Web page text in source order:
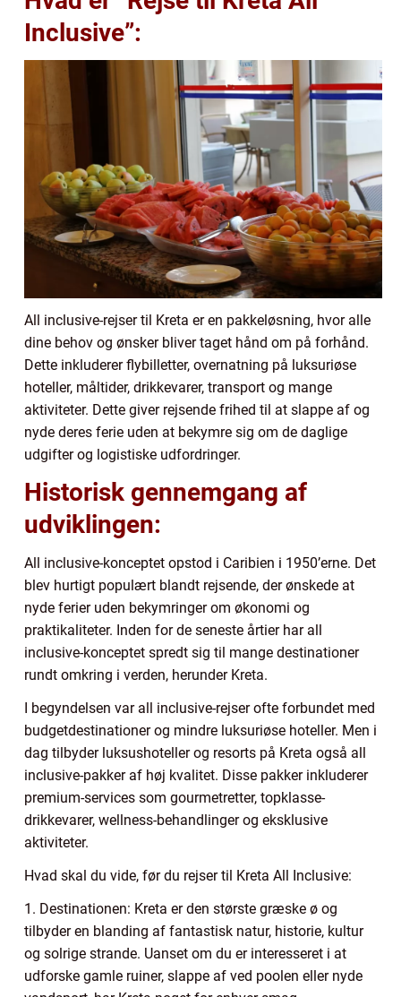
Inclusive”:
All inclusive-rejser til Kreta er en pakkeløsning, hvor alle
dine behov og ønsker bliver taget hånd om på forhånd.
Dette inkluderer flybilletter, overnatning på luksuriøse
hoteller, måltider, drikkevarer, transport og mange
aktiviteter. Dette giver rejsende frihed til at slappe af og
nyde deres ferie uden at bekymre sig om de daglige
udgifter og logistiske udfordringer.
Historisk gennemgang af
udviklingen:
All inclusive-konceptet opstod i Caribien i 1950’erne. Det
blev hurtigt populært blandt rejsende, der ønskede at
nyde ferier uden bekymringer om økonomi og
praktikaliteter. Inden for de seneste årtier har all
inclusive-konceptet spredt sig til mange destinationer
rundt omkring i verden, herunder Kreta.
I begyndelsen var all inclusive-rejser ofte forbundet med
budgetdestinationer og mindre luksuriøse hoteller. Men i
dag tilbyder luksushoteller og resorts på Kreta også all
inclusive-pakker af høj kvalitet. Disse pakker inkluderer
premium-services som gourmetretter, topklasse-
drikkevarer, wellness-behandlinger og eksklusive
aktiviteter.
Hvad skal du vide, før du rejser til Kreta All Inclusive:
1. Destinationen: Kreta er den største græske ø og
tilbyder en blanding af fantastisk natur, historie, kultur
og solrige strande. Uanset om du er interesseret i at
udforske gamle ruiner, slappe af ved poolen eller nyde